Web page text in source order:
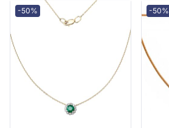
-50% -50%